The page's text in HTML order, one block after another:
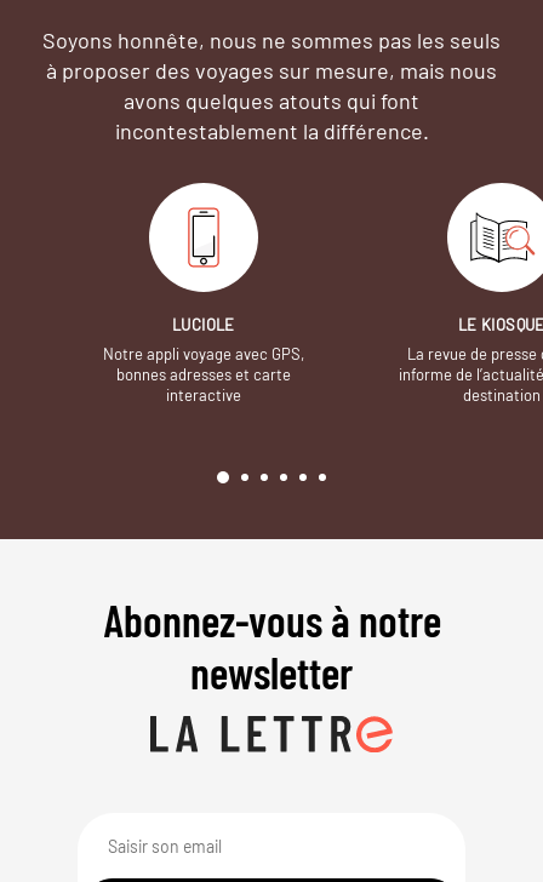
Soyons honnête, nous ne sommes pas les seuls
à proposer des voyages sur mesure, mais nous
avons quelques atouts qui font
incontestablement la différence.
LUCIOLE
Notre appli voyage avec GPS,
bonnes adresses et carte
interactive
LE
La revue de presse
informe de
destination
Abonnez-vous à notre
newsletter